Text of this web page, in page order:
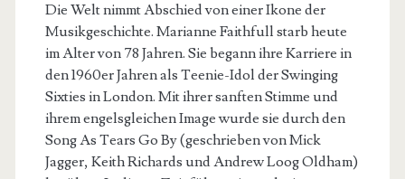
Die Welt nimmt Abschied von einer Ikone der
Musikgeschichte. Marianne Faithfull starb heute
im Alter von 78 Jahren. Sie begann ihre Karriere in
den 1960er Jahren als Teenie-Idol der Swinging
Sixties in London. Mit ihrer sanften Stimme und
ihrem engelsgleichen Image wurde sie durch den
Song As Tears Go By (geschrieben von Mick
Jagger, Keith Richards und Andrew Loog Oldham)